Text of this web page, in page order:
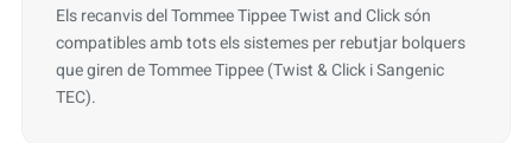
Els recanvis del Tommee Tippee Twist and Click són
compatibles amb tots els sistemes per rebutjar bolquers
que giren de Tommee Tippee (Twist & Click i Sangenic
TEC).